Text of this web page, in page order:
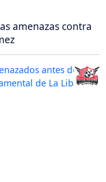
amenazas contra